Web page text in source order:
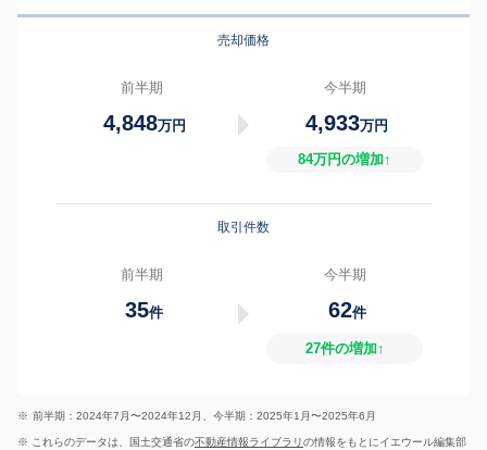
売却価格
前半期
4,848万円
今半期
4,933万円
84万円の増加↑
取引件数
前半期
35件
今半期
62件
27件の増加↑
※ 前半期：2024年7月〜2024年12月、今半期：2025年1月〜2025年6月
※ これらのデータは、国土交通省の不動産情報ライブラリの情報をもとにイエウール編集部